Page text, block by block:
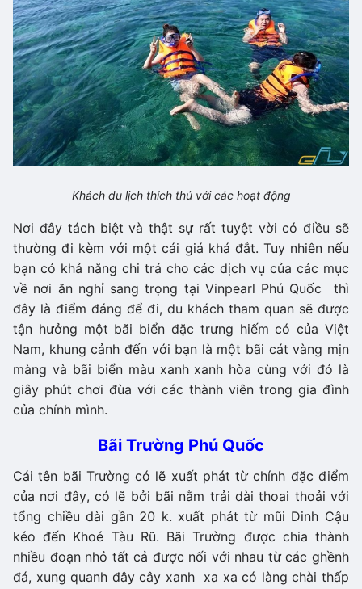
Khách du lịch thích thú với các hoạt động
Nơi đây tách biệt và thật sự rất tuyệt vời có điều sẽ
thường đi kèm với một cái giá khá đắt. Tuy nhiên nếu
bạn có khả năng chi trả cho các dịch vụ của các mục
về nơi ăn nghỉ sang trọng tại Vinpearl Phú Quốc thì
đây là điểm đáng để đi, du khách tham quan sẽ được
tận hưởng một bãi biển đặc trưng hiếm có của Việt
Nam, khung cảnh đến với bạn là một bãi cát vàng mịn
màng và bãi biển màu xanh xanh hòa cùng với đó là
giây phút chơi đùa với các thành viên trong gia đình
của chính mình.
Bãi Trường Phú Quốc
Cái tên bãi Trường có lẽ xuất phát từ chính đặc điểm
của nơi đây, có lẽ bởi bãi nằm trải dài thoai thoải với
tổng chiều dài gần 20 k. xuất phát từ mũi Dinh Cậu
kéo đến Khoé Tàu Rũ. Bãi Trường được chia thành
nhiều đoạn nhỏ tất cả được nối với nhau từ các ghềnh
đá, xung quanh đây cây xanh xa xa có làng chài thấp